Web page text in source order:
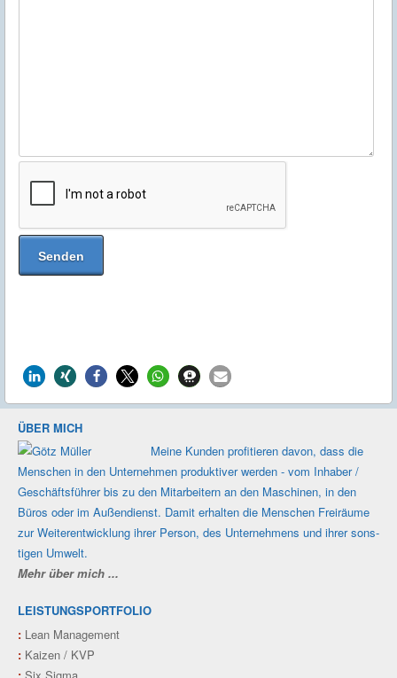
ÜBER MICH
Meine Kunden profi­tieren davon, dass die
Men­schen in den Unter­nehmen produk­tiver werden - vom Inhaber /
Geschäfts­führer bis zu den Mit­ar­beitern an den Maschi­nen, in den
Büros oder im Außen­dienst. Damit erhalten die Men­schen Frei­räume
zur Weiter­ent­wicklung ihrer Person, des Unter­nehmens und ihrer sons­
tigen Umwelt.
Mehr über mich ...
LEISTUNGSPORTFOLIO
: Lean Management
: Kaizen / KVP
: Six Sigma